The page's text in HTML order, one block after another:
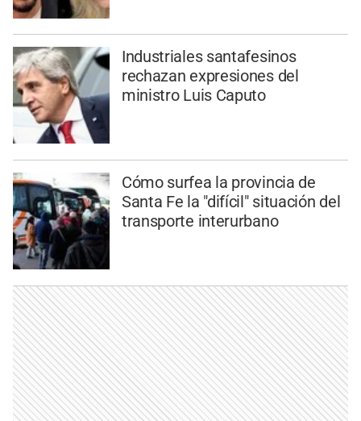
Industriales santafesinos
rechazan expresiones del
ministro Luis Caputo
Cómo surfea la provincia de
Santa Fe la "difícil" situación del
transporte interurbano